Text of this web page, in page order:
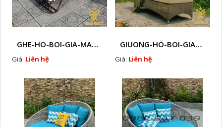
GHE-HO-BOI-GIA-MAY-HTT - B42
Giá: Liên hệ
GIUONG-HO-BOI-GIA-MAY-HTT - B40
Giá: Liên hệ